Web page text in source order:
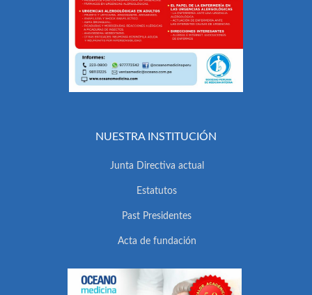
NUESTRA INSTITUCIÓN
Junta Directiva actual
Estatutos
Past Presidentes
Acta de fundación